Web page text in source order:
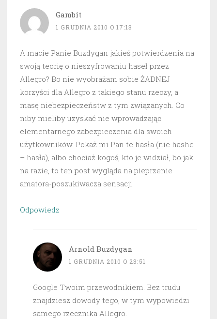
Gambit
1 GRUDNIA 2010 O 17:13
A macie Panie Buzdygan jakieś potwierdzenia na
swoją teorię o nieszyfrowaniu haseł przez
Allegro? Bo nie wyobrażam sobie ŻADNEJ
korzyści dla Allegro z takiego stanu rzeczy, a
masę niebezpieczeństw z tym związanych. Co
niby mieliby uzyskać nie wprowadzając
elementarnego zabezpieczenia dla swoich
użytkowników. Pokaż mi Pan te hasła (nie hashe
– hasła), albo chociaż kogoś, kto je widział, bo jak
na razie, to ten post wygląda na pieprzenie
amatora-poszukiwacza sensacji.
Odpowiedz
Arnold Buzdygan
1 GRUDNIA 2010 O 23:51
Google Twoim przewodnikiem. Bez trudu
znajdziesz dowody tego, w tym wypowiedzi
samego rzecznika Allegro.